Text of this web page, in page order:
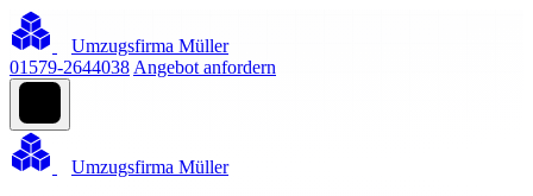
Umzugsfirma Müller
01579-2644038 Angebot anfordern
Umzugsfirma Müller